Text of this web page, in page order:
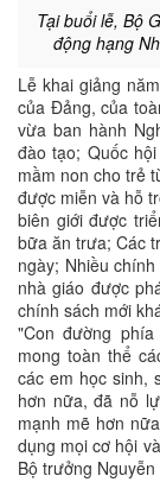
Tại buổi lễ, Bộ
động hạng
Lễ khai giảng
của Đảng, của
vừa ban hành
đào tạo; Quốc
mầm non cho trẻ
được miễn và hỗ
biên giới được
bữa ăn trưa; Các
ngày; Nhiều
nhà giáo được
chính sách mới
"Con đường
mong toàn thể
các em học sinh,
hơn nữa, đã nỗ
mạnh mẽ hơn
dụng mọi cơ hội
Bộ trưởng